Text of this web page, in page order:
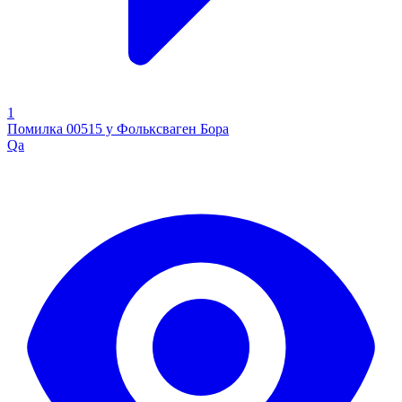
1
Помилка 00515 у Фольксваген Бора
Qa